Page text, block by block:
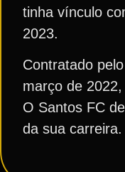
tinha vínculo
2023.
Contratado
março de
O Santos FC
da sua carreira.